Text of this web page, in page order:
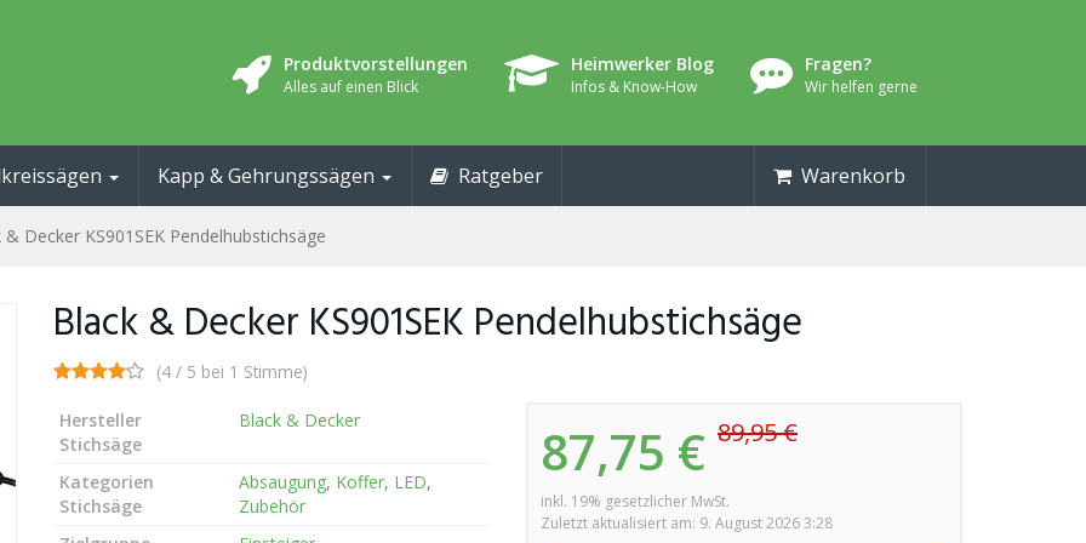
Produktvorstellungen
Alles auf einen Blick
Heimwerker Blog
Infos & Know-How
Fragen?
Wir helfen gerne
Kapp & Gehrungssägen Ratgeber Warenkorb
& Decker KS901SEK Pendelhubstichsäge
Black & Decker KS901SEK Pendelhubstichsäge
(4 / 5 bei 1 Stimme)
87,75 € 89,95 €
inkl. 19% gesetzlicher MwSt.
Zuletzt aktualisiert am: 9. August 2026 3:28
Hersteller
Stichsäge
Black & Decker
Kategorien
Stichsäge
Absaugung, Koffer, LED,
Zubehör